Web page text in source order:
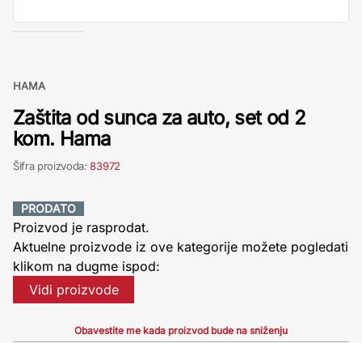
HAMA
Zaštita od sunca za auto, set od 2
kom. Hama
Šifra proizvoda:83972
PRODATO
Proizvod je rasprodat.
Aktuelne proizvode iz ove kategorije možete pogledati
klikom na dugme ispod:
Vidi proizvode
Obavestite me kada proizvod bude na sniženju